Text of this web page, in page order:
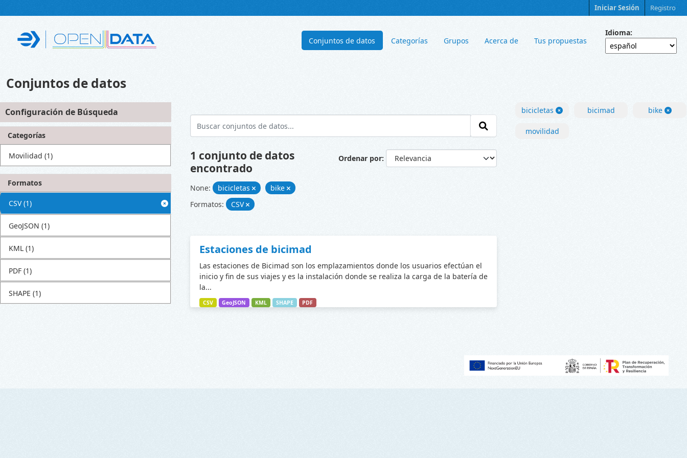
Iniciar Sesión Registro
Conjuntos de datos Categorías Grupos Acerca de Tus propuestas
Idioma
Conjuntos de datos
Configuración de Búsqueda
Categorías
Movilidad (1)
Formatos
CSV (1)
GeoJSON (1)
KML (1)
PDF (1)
SHAPE (1)
Ordenar por
1 conjunto de datos
encontrado
None: bicicletas
bike
Formatos:
CSV
Estaciones de bicimad
Las estaciones de Bicimad son los emplazamientos donde los usuarios efectúan el
inicio y fin de sus viajes y es la instalación donde se realiza la carga de la batería de
la...
CSV GeoJSON KML SHAPE PDF
bicicletas bicimad bike
movilidad